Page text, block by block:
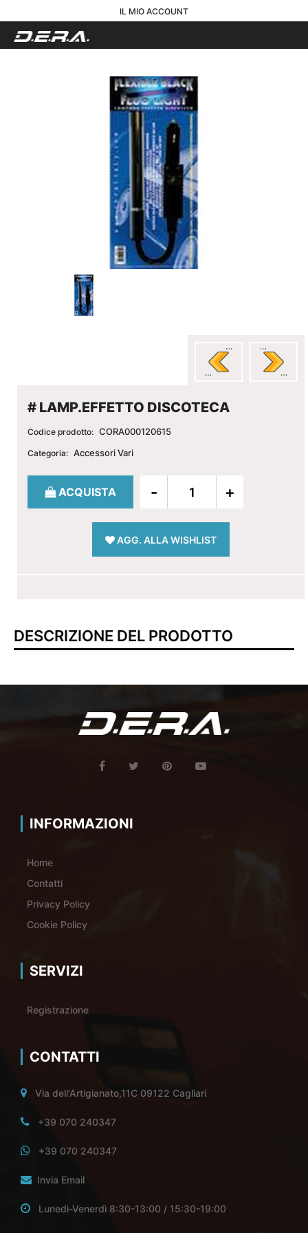
IL MIO ACCOUNT
# LAMP.EFFETTO DISCOTECA
Codice prodotto: CORA000120615
Categoria: Accessori Vari
Quantità
ACQUISTA
AGG. ALLA WISHLIST
DESCRIZIONE DEL PRODOTTO
INFORMAZIONI
Home
Contatti
Privacy Policy
Cookie Policy
SERVIZI
Registrazione
CONTATTI
Via dell'Artigianato,11C 09122 Cagliari
+39 070 240347
+39 070 240347
Invia Email
Lunedì-Venerdì 8:30-13:00 / 15:30-19:00